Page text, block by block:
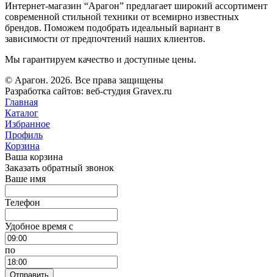
Интернет-магазин “Арагон” предлагает широкий ассортимент
современной стильной техники от всемирно известных
брендов. Поможем подобрать идеальный вариант в
зависимости от предпочтений наших клиентов.
Мы гарантируем качество и доступные цены.
© Арагон. 2026. Все права защищены
Разработка сайтов: веб-студия Gravex.ru
Главная
Каталог
Избранное
Профиль
Корзина
Ваша корзина
Заказать обратный звонок
Ваше имя
Телефон
Удобное время c
по
Отправить